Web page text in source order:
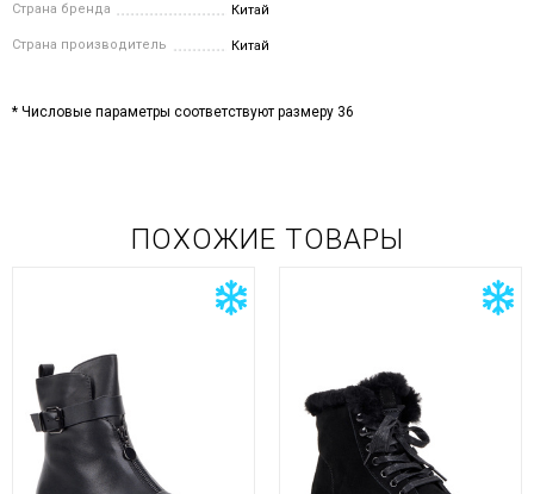
Страна бренда Китай
Страна производитель Китай
* Числовые параметры соответствуют размеру 36
ПОХОЖИЕ ТОВАРЫ